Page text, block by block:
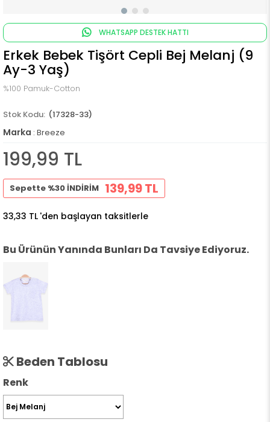
WHATSAPP DESTEK HATTI
Erkek Bebek Tişört Cepli Bej Melanj (9
Ay-3 Yaş)
%100 Pamuk-Cotton
(17328-33)
Marka : Breeze
199,99 TL
Sepette %30 İNDİRİM 139,99 TL
33,33 TL 'den başlayan taksitlerle
Bu Ürünün Yanında Bunları Da Tavsiye Ediyoruz.
Beden Tablosu
Renk